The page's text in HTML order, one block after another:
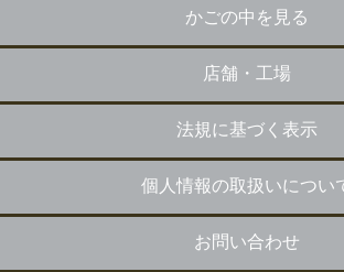
かごの中を見る
店舗・工場
法規に基づく表示
個人情報の取扱いについ
お問い合わせ